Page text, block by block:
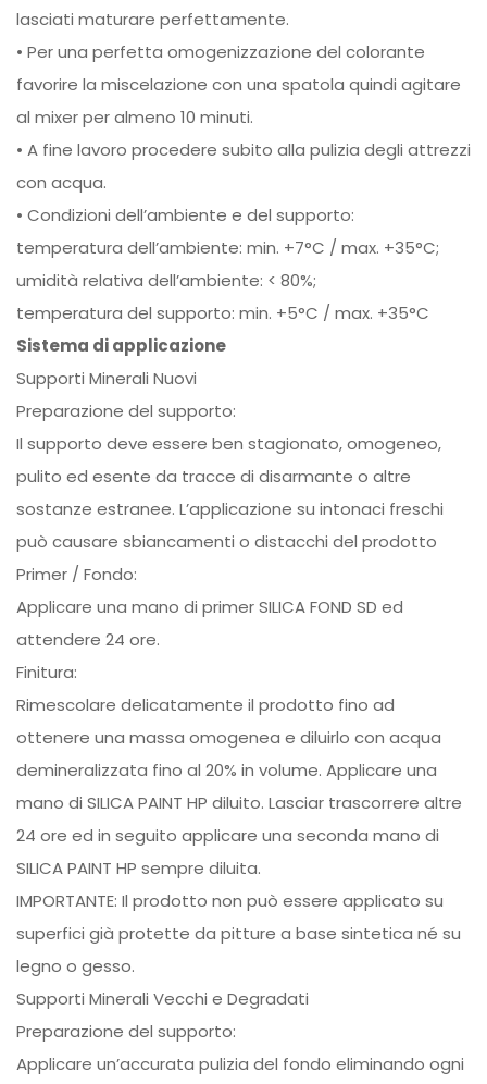
lasciati maturare perfettamente.
• Per una perfetta omogenizzazione del colorante
favorire la miscelazione con una spatola quindi agitare
al mixer per almeno 10 minuti.
• A fine lavoro procedere subito alla pulizia degli attrezzi
con acqua.
• Condizioni dell’ambiente e del supporto:
temperatura dell’ambiente: min. +7°C / max. +35°C;
umidità relativa dell’ambiente: < 80%;
temperatura del supporto: min. +5°C / max. +35°C
Sistema di applicazione
Supporti Minerali Nuovi
Preparazione del supporto:
Il supporto deve essere ben stagionato, omogeneo,
pulito ed esente da tracce di disarmante o altre
sostanze estranee. L’applicazione su intonaci freschi
può causare sbiancamenti o distacchi del prodotto
Primer / Fondo:
Applicare una mano di primer SILICA FOND SD ed
attendere 24 ore.
Finitura:
Rimescolare delicatamente il prodotto fino ad
ottenere una massa omogenea e diluirlo con acqua
demineralizzata fino al 20% in volume. Applicare una
mano di SILICA PAINT HP diluito. Lasciar trascorrere altre
24 ore ed in seguito applicare una seconda mano di
SILICA PAINT HP sempre diluita.
IMPORTANTE: Il prodotto non può essere applicato su
superfici già protette da pitture a base sintetica né su
legno o gesso.
Supporti Minerali Vecchi e Degradati
Preparazione del supporto:
Applicare un’accurata pulizia del fondo eliminando ogni